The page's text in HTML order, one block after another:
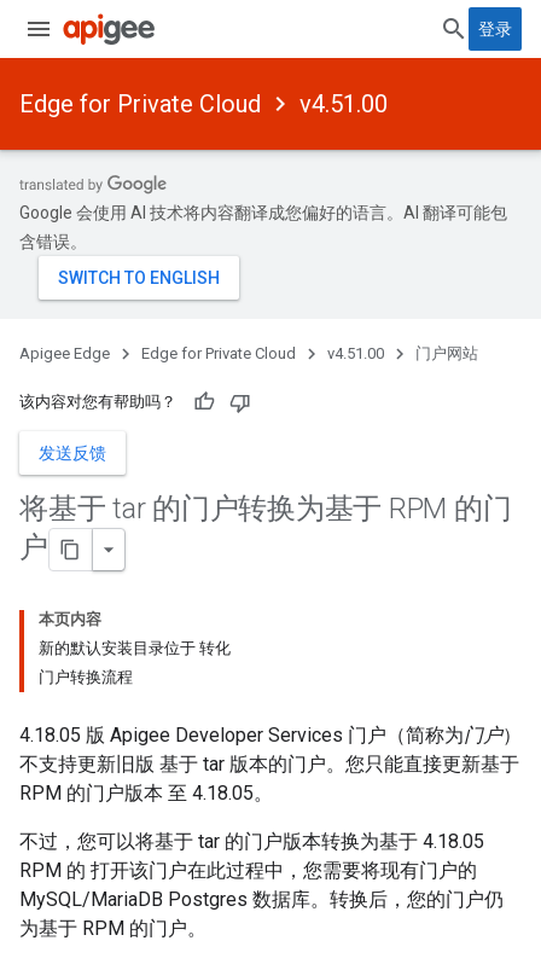
登录
Edge for Private Cloud v4.51.00
Google 会使用 AI 技术将内容翻译成您偏好的语言。AI 翻译可能包
含错误。
Apigee Edge Edge for Private Cloud v4.51.00 门户网站
该内容对您有帮助吗？
发送反馈
将基于 tar 的门户转换为基于 RPM 的门
户
本页内容
新的默认安装目录位于 转化
门户转换流程
4.18.05 版 Apigee Developer Services 门户（简称为门户）
不支持更新旧版 基于 tar 版本的门户。您只能直接更新基于
RPM 的门户版本 至 4.18.05。
不过，您可以将基于 tar 的门户版本转换为基于 4.18.05
RPM 的 打开该门户在此过程中，您需要将现有门户的
MySQL/MariaDB Postgres 数据库。转换后，您的门户仍
为基于 RPM 的门户。